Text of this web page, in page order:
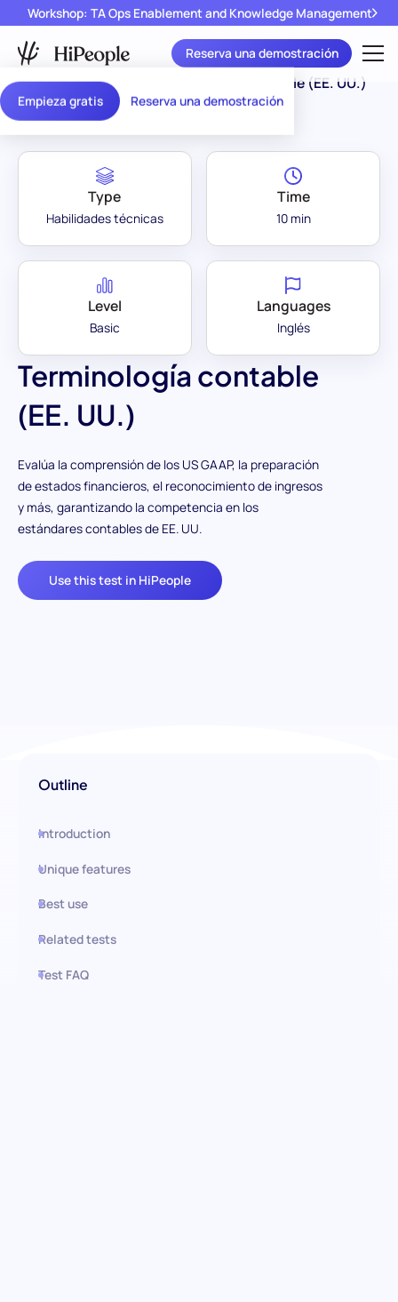
Empieza gratis Reserva una demostración
Workshop: TA Ops Enablement and Knowledge Management
Reserva una demostración
Assessment Library Terminología contable (EE. UU.)
Terminología contable
(EE. UU.)
Evalúa la comprensión de los US GAAP, la preparación
de estados financieros, el reconocimiento de ingresos
y más, garantizando la competencia en los
estándares contables de EE. UU.
Use this test in HiPeople
Type
Habilidades técnicas
Time
10 min
Level
Basic
Languages
Inglés
Outline
Introduction
Unique features
Best use
Related tests
Test FAQ